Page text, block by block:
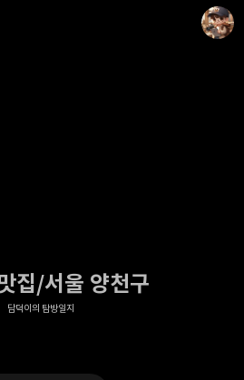
집/서울 양천구
담덕이의 탐방일지